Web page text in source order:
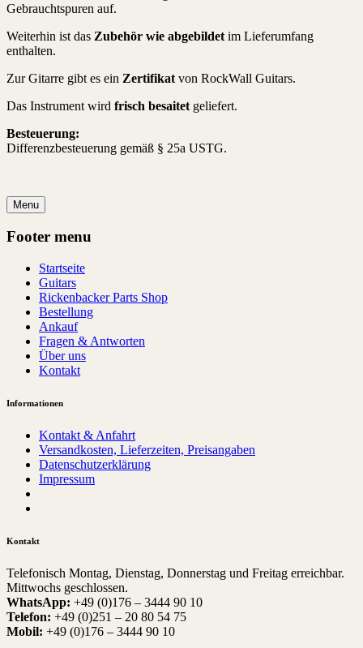
Gebrauchtspuren auf.
Weiterhin ist das Zubehör wie abgebildet im Lieferumfang
enthalten.
Zur Gitarre gibt es ein Zertifikat von RockWall Guitars.
Das Instrument wird frisch besaitet geliefert.
Besteuerung:
Differenzbesteuerung gemäß § 25a USTG.
Menu
Footer menu
Startseite
Guitars
Rickenbacker Parts Shop
Bestellung
Ankauf
Fragen & Antworten
Über uns
Kontakt
Informationen
Kontakt & Anfahrt
Versandkosten, Lieferzeiten, Preisangaben
Datenschutzerklärung
Impressum
Kontakt
Telefonisch Montag, Dienstag, Donnerstag und Freitag erreichbar.
Mittwochs geschlossen.
WhatsApp: +49 (0)176 – 3444 90 10
Telefon: +49 (0)251 – 20 80 54 75
Mobil: +49 (0)176 – 3444 90 10